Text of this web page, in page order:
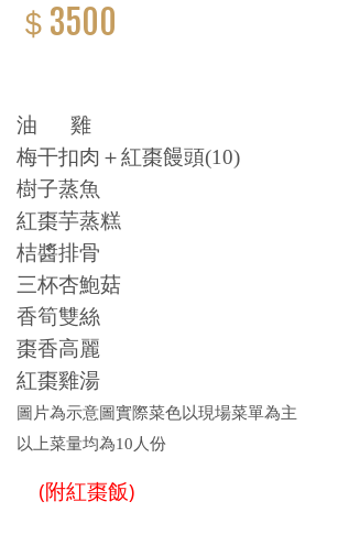
＄3500
油 雞
梅干扣肉＋紅棗饅頭(10)
樹子蒸魚
紅棗芋蒸糕
桔醬排骨
三杯杏鮑菇
香筍雙絲
棗香高麗
紅棗雞湯
圖片為示意圖實際菜色以現場菜單為主
以上菜量均為10人份
(附紅棗飯)